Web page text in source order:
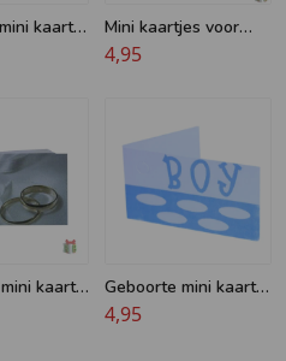
kaartje
Mini kaartjes voor
bedankjes - Vlinder
4,95
kaartje
Geboorte mini kaartje
- voor een Boy
4,95